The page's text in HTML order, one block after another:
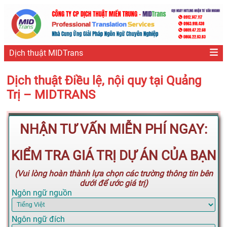
Dịch thuật MIDTrans
Dịch thuật Điều lệ, nội quy tại Quảng
Trị – MIDTRANS
NHẬN TƯ VẤN MIỄN PHÍ NGAY:
KIỂM TRA GIÁ TRỊ DỰ ÁN CỦA BẠN
(Vui lòng hoàn thành lựa chọn các trường thông tin bên
dưới để ước giá trị)
Ngôn ngữ nguồn
Ngôn ngữ đích